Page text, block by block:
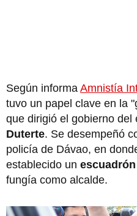
Según informa Amnistía
tuvo un papel clave en la
que dirigió el gobierno del
Duterte. Se desempeñó
policía de Dávao, en
establecido un
fungía como alcalde.